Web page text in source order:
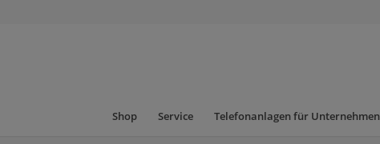
Shop Service Telefonanlagen für Unternehmen